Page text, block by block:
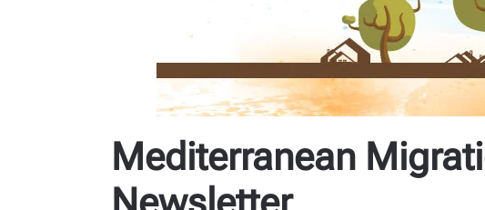
Mediterranean